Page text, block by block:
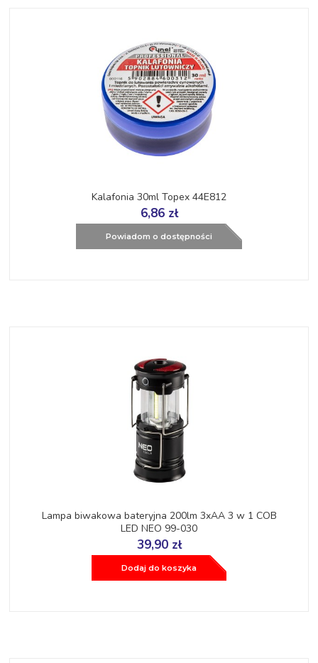
Kalafonia 30ml Topex 44E812
6,86 zł
Powiadom o dostępności
Lampa biwakowa bateryjna 200lm 3xAA 3 w 1 COB
LED NEO 99-030
39,90 zł
Dodaj do koszyka